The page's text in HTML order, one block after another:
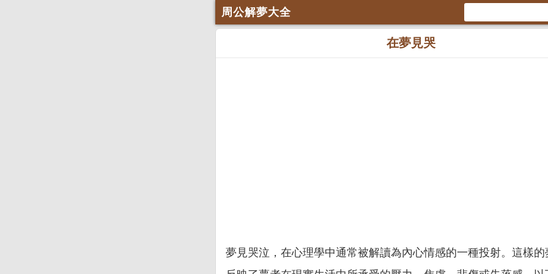
周公解夢大全
在夢見哭
夢見哭泣，在心理學中通常被解讀為內心情感的一種投射。這樣的